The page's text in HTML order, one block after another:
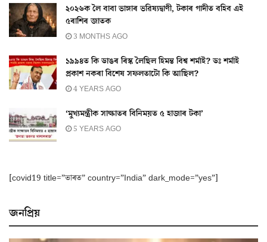
২০২৬ক লৈ বাবা ভাঙ্গাৰ ভৱিষ্যদ্বাণী, টকাৰ গাদীত বহিব এই
৫ৰাশিৰ জাতক
3 MONTHS AGO
১৯৯৪ত কি ডাঙৰ ৰিস্ক লৈছিল হিমন্ত বিশ্ব শৰ্মাই? ডঃ শৰ্মাই
প্ৰকাশ নকৰা বিশেষ সফলতাটো কি আছিল?
4 YEARS AGO
‘মুখ্যমন্ত্ৰীক সাক্ষাতৰ বিনিময়ত ৫ হাজাৰ টকা’
5 YEARS AGO
[covid19 title=”ভাৰত” country=”India” dark_mode=”yes”]
জনপ্ৰিয়